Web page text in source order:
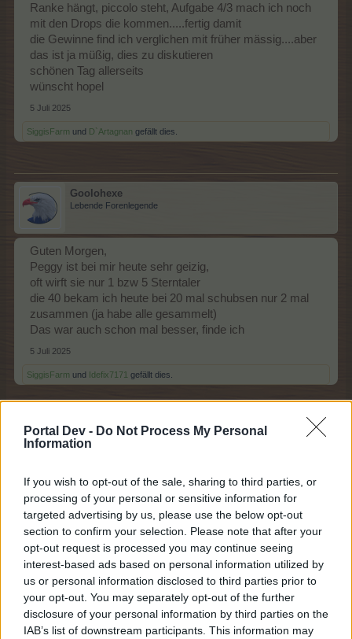
Portal Dev - Do Not Process My Personal
Information
If you wish to opt-out of the sale, sharing to third parties, or
processing of your personal or sensitive information for
targeted advertising by us, please use the below opt-out
section to confirm your selection. Please note that after your
opt-out request is processed you may continue seeing
interest-based ads based on personal information utilized by
us or personal information disclosed to third parties prior to
your opt-out. You may separately opt-out of the further
disclosure of your personal information by third parties on the
IAB’s list of downstream participants. This information may
Ranke hängt, piccolo steht, Aufgabe 4/3 mach ich noch
mit den Drops die kommen.....fertig damit
die Gewinne find ich verglichen mit früher mässig....aber
das ist ja müßig, dies zu diskutieren
schönen Tag allerseits
wünscht hopel
5 Juli 2025
SiggisFarm und D`Artagnan gefällt dies.
Goolohexe
Lebende Forenlegende
Guten Morgen,
Peggy ist bei mir heute sehr geizig,
oft wirft sie nur 1 bzw 5 Sterntaler
die 40 bekam ich heute bei 20 mal schubsen nur 2 mal
zusammen (ja habe alle gesammelt)
Das war auch schon mal besser, finde ich
5 Juli 2025
SiggisFarm und Idefix7171 gefällt dies.
tanto01
Lebende Forenlegende
Zitat von jemesa53:↑
Ich habe übrigens bei 60 Runden 1370 Taler gefangen und ich
glaube, ich habe sie alle erwischt.
Moin, ich kam nur auf 1.280 ST und war mir auch sicher,
alle erwischt zu haben.
Die Picco brachte einen Krabbenschatz.
5 Juli 2025